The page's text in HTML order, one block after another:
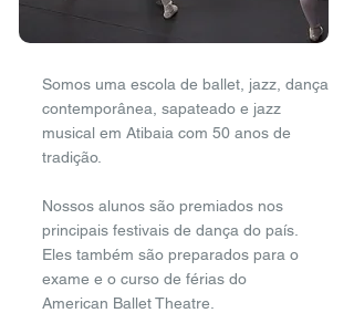
Somos uma escola de ballet, jazz, dança
contemporânea, sapateado e jazz
musical em Atibaia com 50 anos de
tradição.
Nossos alunos são premiados nos
principais festivais de dança do país.
Eles também são preparados para o
exame e o curso de férias do
American Ballet Theatre.